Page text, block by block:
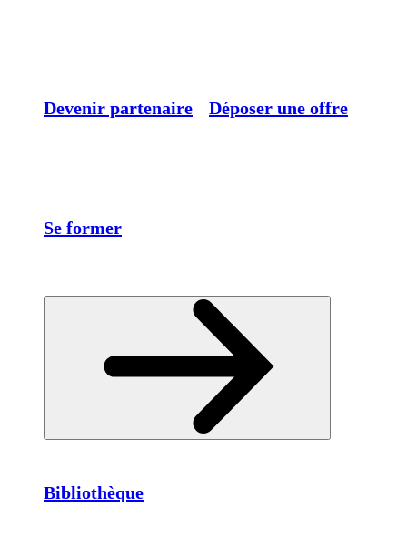
Devenir partenaire Déposer une offre
Se former
Bibliothèque